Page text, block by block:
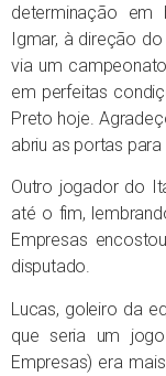
determinação em
Igmar, à direção
via um
em perfeitas
Preto hoje.
abriu as portas
Outro jogador do
até o fim,
Empresas
disputado.
Lucas, goleiro da
que seria um
Empresas) era